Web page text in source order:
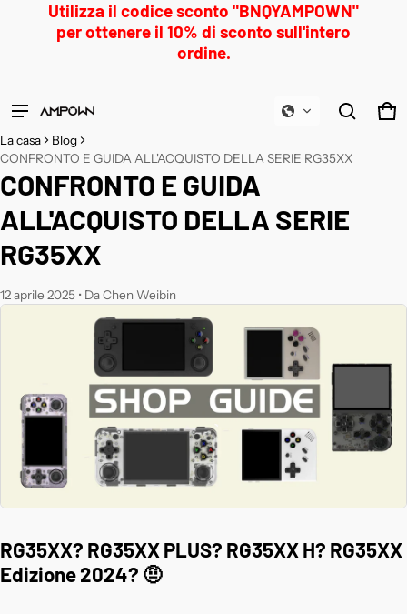
Utilizza il codice sconto "BNQYAMPOWN"
per ottenere il 10% di sconto sull'intero
ordine.
0
Prodotto aggiunto al carrello
Guardare
La casa
Blog
CONFRONTO E GUIDA ALL'ACQUISTO DELLA SERIE RG35XX
CONFRONTO E GUIDA
ALL'ACQUISTO DELLA SERIE
RG35XX
12 aprile 2025 • Da Chen Weibin
RG35XX? RG35XX PLUS? RG35XX H? RG35XX
Edizione 2024? 🤨